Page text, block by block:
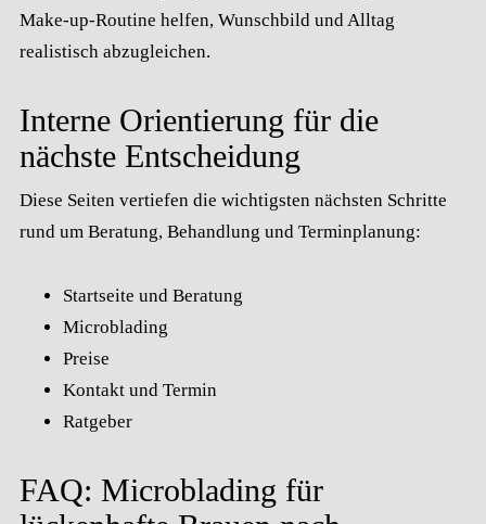
Make-up-Routine helfen, Wunschbild und Alltag
realistisch abzugleichen.
Interne Orientierung für die
nächste Entscheidung
Diese Seiten vertiefen die wichtigsten nächsten Schritte
rund um Beratung, Behandlung und Terminplanung:
Startseite und Beratung
Microblading
Preise
Kontakt und Termin
Ratgeber
FAQ: Microblading für